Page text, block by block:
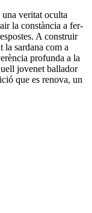
veritat oculta
la constància a fer-
A construir
la sardana com a
profunda a la
jovenet ballador
que es renova, un